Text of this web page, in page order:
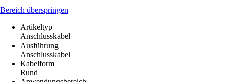
Bereich überspringen
Artikeltyp
Anschlusskabel
Ausführung
Anschlusskabel
Kabelform
Rund